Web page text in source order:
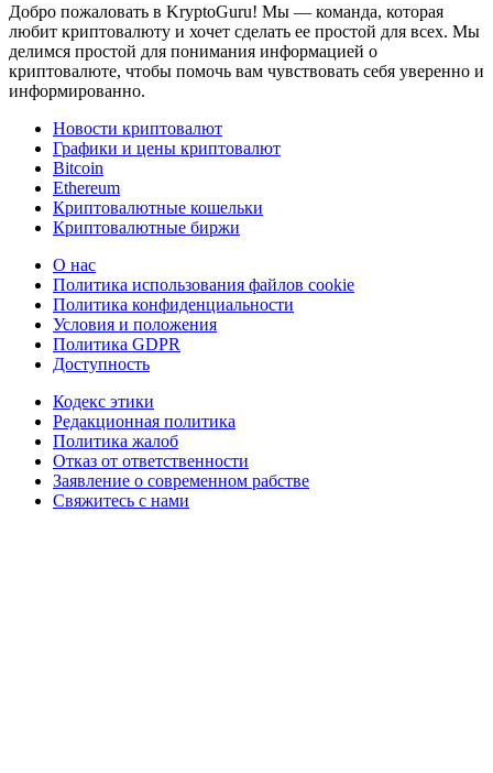
Добро пожаловать в KryptoGuru! Мы — команда, которая
любит криптовалюту и хочет сделать ее простой для всех. Мы
делимся простой для понимания информацией о
криптовалюте, чтобы помочь вам чувствовать себя уверенно и
информированно.
Новости криптовалют
Графики и цены криптовалют
Bitcoin
Ethereum
Криптовалютные кошельки
Криптовалютные биржи
О нас
Политика использования файлов cookie
Политика конфиденциальности
Условия и положения
Политика GDPR
Доступность
Кодекс этики
Редакционная политика
Политика жалоб
Отказ от ответственности
Заявление о современном рабстве
Свяжитесь с нами